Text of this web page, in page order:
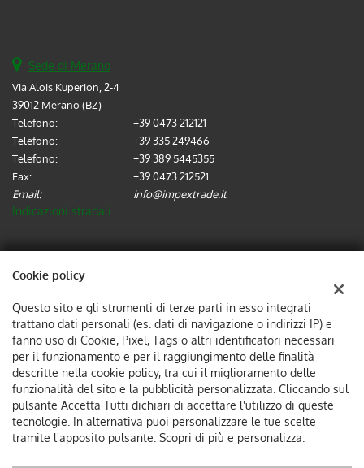
Sede di Merano
Via Alois Kuperion, 2-4
39012 Merano (BZ)
Telefono:
+39 0473 212121
Telefono:
+39 335 249466
Telefono:
+39 389 5445355
Fax:
+39 0473 212521
Email:
info@impextrade.it
Indicazioni stradali
Dati fiscali:
IMPEX TRADE SRL
Via Alois Kuperion, 2-4, 39012, Merano (BZ)
C.F/P.IVA: 02737570214
Registro delle imprese:BZ
Cookie policy
Questo sito e gli strumenti di terze parti in esso integrati
trattano dati personali (es. dati di navigazione o indirizzi IP) e
fanno uso di Cookie, Pixel, Tags o altri identificatori necessari
per il funzionamento e per il raggiungimento delle finalità
descritte nella cookie policy, tra cui il miglioramento delle
funzionalità del sito e la pubblicità personalizzata. Cliccando sul
pulsante Accetta Tutti dichiari di accettare l'utilizzo di queste
tecnologie. In alternativa puoi personalizzare le tue scelte
tramite l'apposito pulsante. Scopri di più e personalizza.